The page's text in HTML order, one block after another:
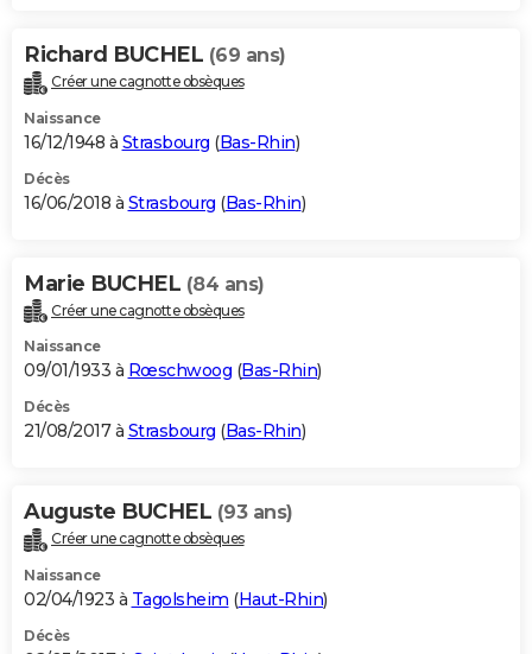
Richard BUCHEL (69 ans)
Créer une cagnotte obsèques
Naissance
16/12/1948 à Strasbourg (Bas-Rhin)
Décès
16/06/2018 à Strasbourg (Bas-Rhin)
Marie BUCHEL (84 ans)
Créer une cagnotte obsèques
Naissance
09/01/1933 à Rœschwoog (Bas-Rhin)
Décès
21/08/2017 à Strasbourg (Bas-Rhin)
Auguste BUCHEL (93 ans)
Créer une cagnotte obsèques
Naissance
02/04/1923 à Tagolsheim (Haut-Rhin)
Décès